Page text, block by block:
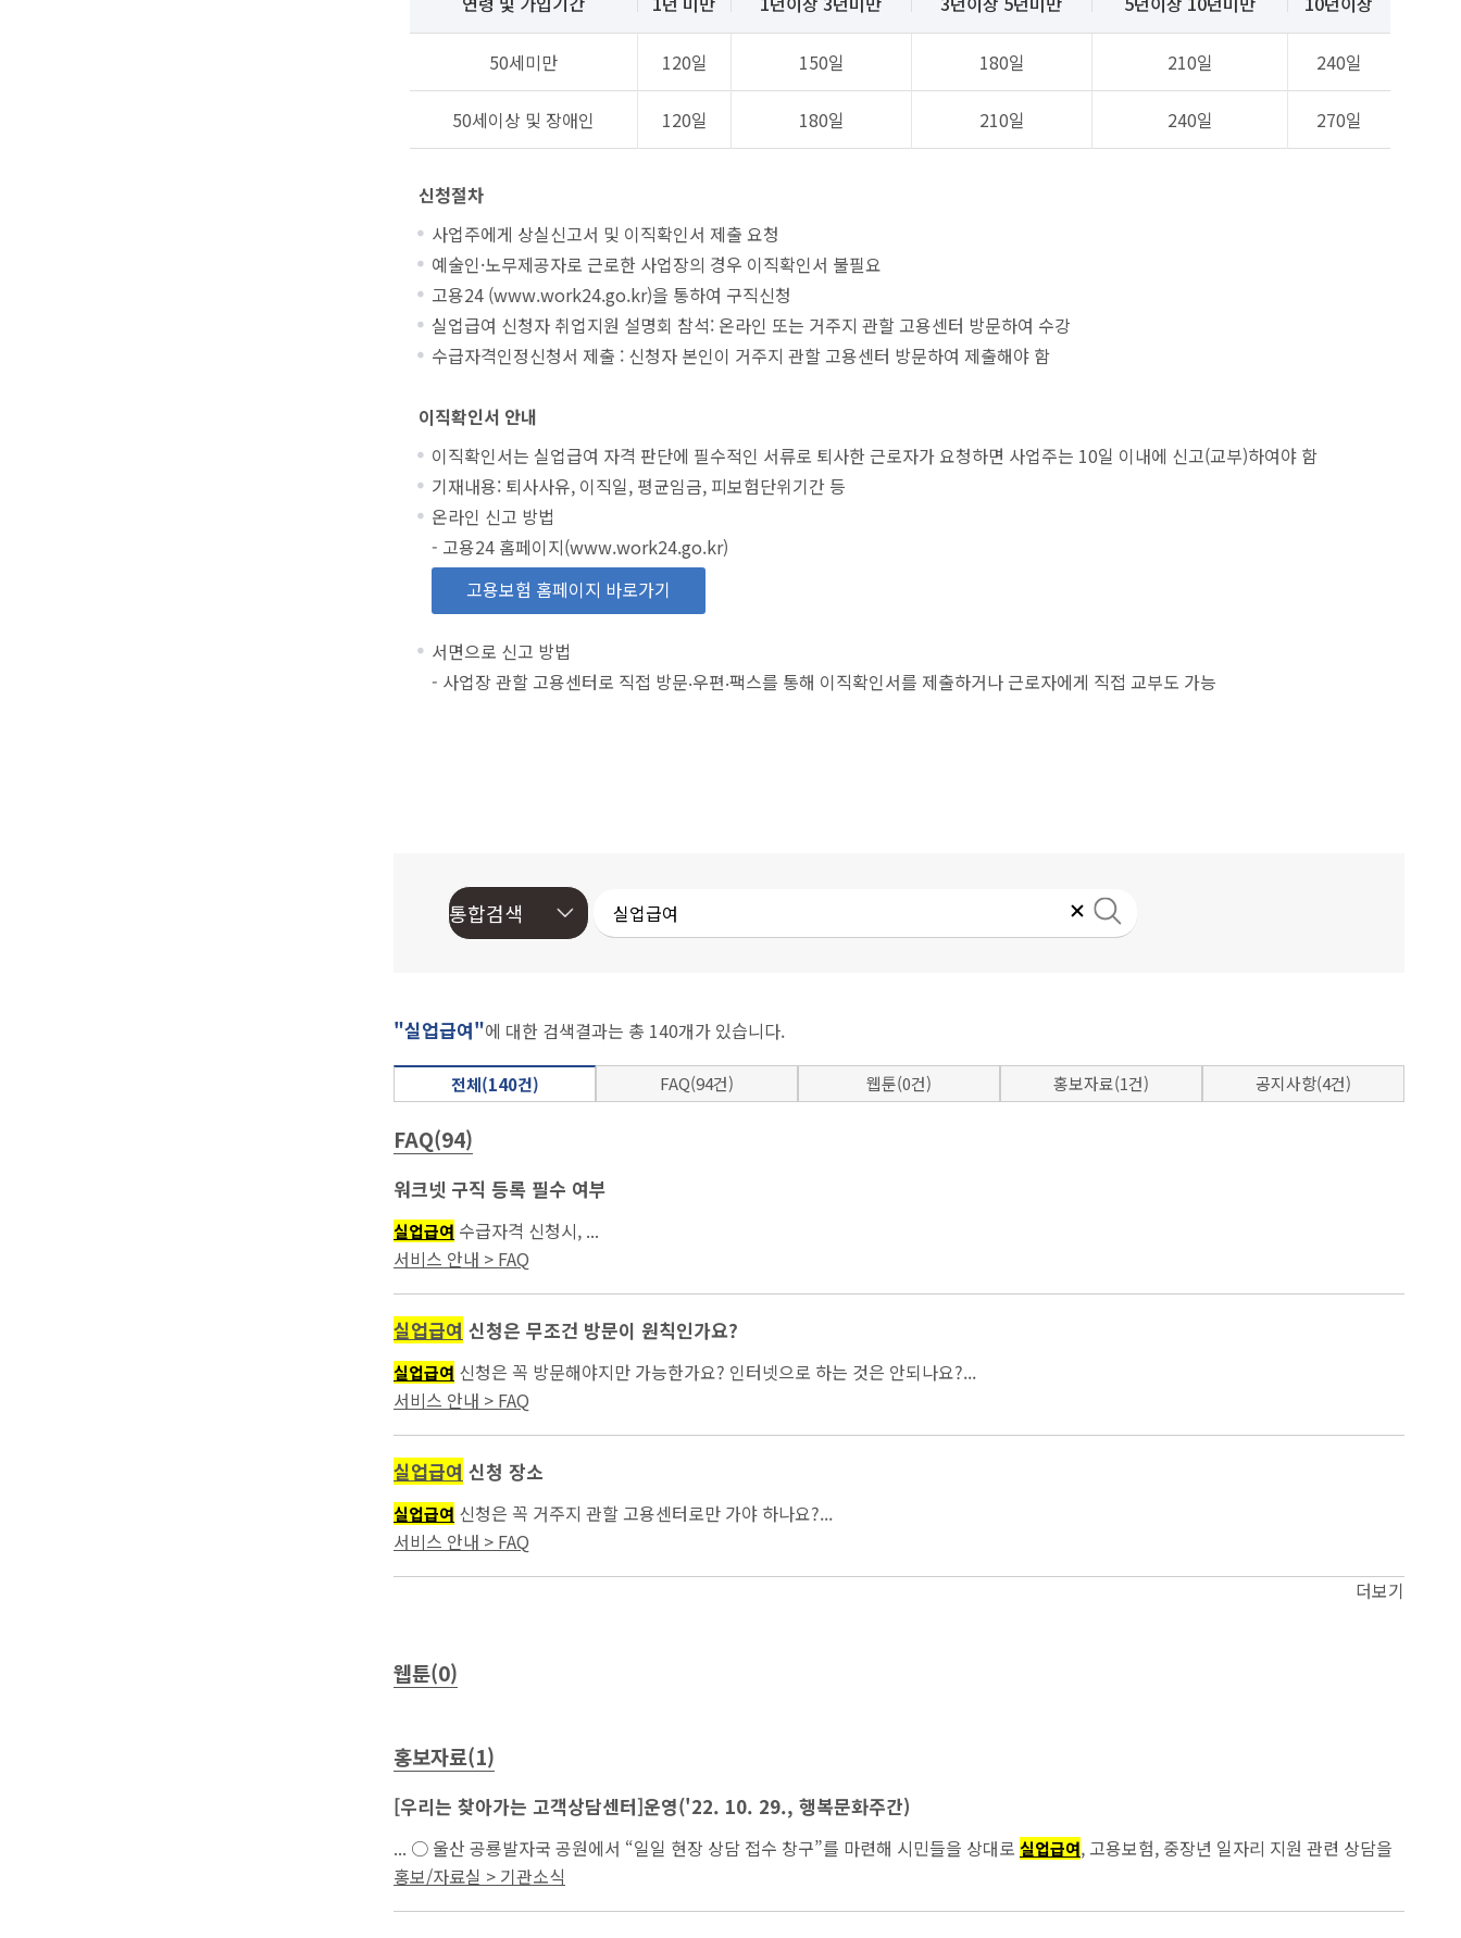
50세미만 120일 150일 180일 210일 240일
50세이상 및 장애인 120일 180일 210일 240일 270일
신청절차
사업주에게 상실신고서 및 이직확인서 제출 요청
예술인·노무제공자로 근로한 사업장의 경우 이직확인서 불필요
고용24 (www.work24.go.kr)을 통하여 구직신청
실업급여 신청자 취업지원 설명회 참석: 온라인 또는 거주지 관할 고용센터 방문하여 수강
수급자격인정신청서 제출 : 신청자 본인이 거주지 관할 고용센터 방문하여 제출해야 함
이직확인서 안내
이직확인서는 실업급여 자격 판단에 필수적인 서류로 퇴사한 근로자가 요청하면 사업주는 10일 이내에 신고(교부)하여야 함
기재내용: 퇴사사유, 이직일, 평균임금, 피보험단위기간 등
온라인 신고 방법
- 고용24 홈페이지(www.work24.go.kr)
고용보험 홈페이지 바로가기
서면으로 신고 방법
- 사업장 관할 고용센터로 직접 방문‧우편‧팩스를 통해 이직확인서를 제출하거나 근로자에게 직접 교부도 가능
"실업급여"에 대한 검색결과는 총 140개가 있습니다.
전체(140건) FAQ(94건) 웹툰(0건) 홍보자료(1건) 공지사항(4건)
FAQ(94)
워크넷 구직 등록 필수 여부
실업급여 수급자격 신청시, ...
서비스 안내 > FAQ
실업급여 신청은 무조건 방문이 원칙인가요?
실업급여 신청은 꼭 방문해야지만 가능한가요? 인터넷으로 하는 것은 안되나요?...
서비스 안내 > FAQ
실업급여 신청 장소
실업급여 신청은 꼭 거주지 관할 고용센터로만 가야 하나요?...
서비스 안내 > FAQ
더보기
웹툰(0)
홍보자료(1)
[우리는 찾아가는 고객상담센터]운영('22. 10. 29., 행복문화주간)
... ○ 울산 공룡발자국 공원에서 “일일 현장 상담 접수 창구”를 마련해 시민들을 상대로 실업급여, 고용보험, 중장년 일자리 지원 관련 상담을
진행하였으며 현장에서 고용노동 정책 홍보 등...
홍보/자료실 > 기관소식